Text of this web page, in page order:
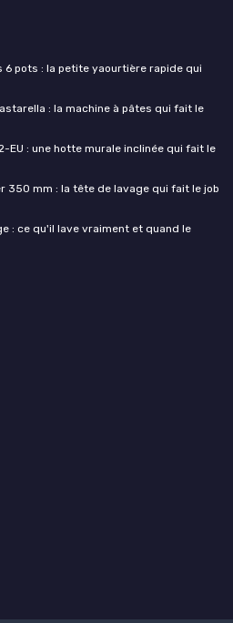
6 pots : la petite yaourtière rapide qui
: la machine à pâtes qui fait le
EU : une hotte murale inclinée qui fait le
350 mm : la tête de lavage qui fait le job
: ce qu'il lave vraiment et quand le